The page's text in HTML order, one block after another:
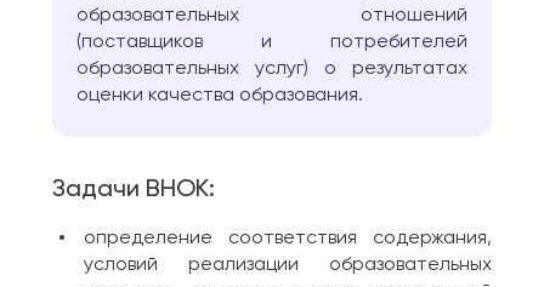
образовательных отношений
(поставщиков и потребителей
образовательных услуг) о результатах
оценки качества образования.
Задачи ВНОК:
определение соответствия содержания,
условий реализации образовательных